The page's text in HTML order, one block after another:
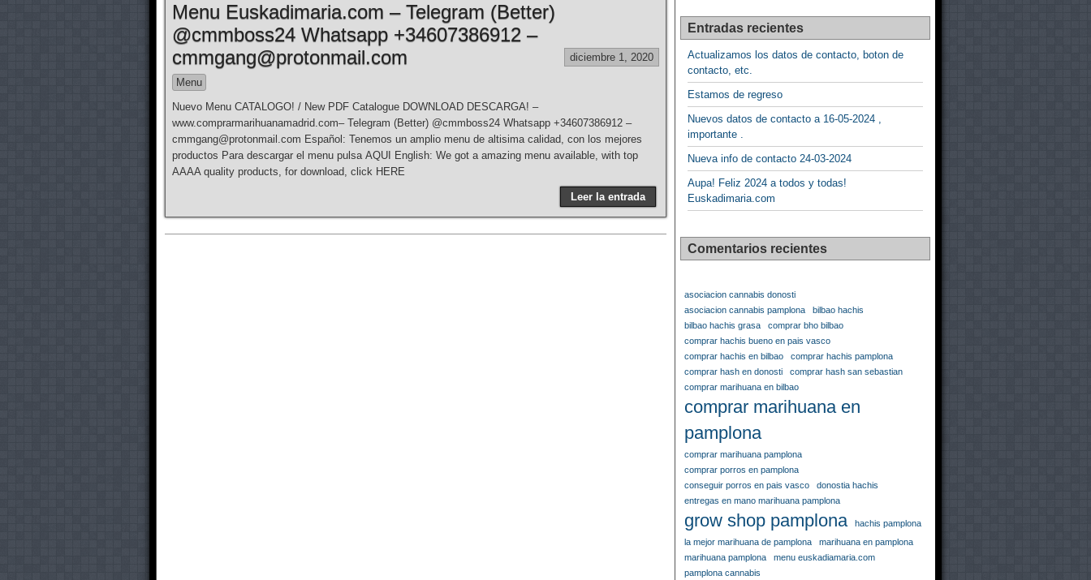
Menu Euskadimaria.com – Telegram (Better)
@cmmboss24 Whatsapp +34607386912 –
cmmgang@protonmail.com
diciembre 1, 2020
Menu
Nuevo Menu CATALOGO! / New PDF Catalogue DOWNLOAD DESCARGA! –
www.comprarmarihuanamadrid.com– Telegram (Better) @cmmboss24 Whatsapp +34607386912 –
cmmgang@protonmail.com Español: Tenemos un amplio menu de altisima calidad, con los mejores
productos Para descargar el menu pulsa AQUI English: We got a amazing menu available, with top
AAAA quality products, for download, click HERE
Leer la entrada
Entradas recientes
Actualizamos los datos de contacto, boton de
contacto, etc.
Estamos de regreso
Nuevos datos de contacto a 16-05-2024 ,
importante .
Nueva info de contacto 24-03-2024
Aupa! Feliz 2024 a todos y todas!
Euskadimaria.com
Comentarios recientes
asociacion cannabis donosti
asociacion cannabis pamplona
bilbao hachis
bilbao hachis grasa
comprar bho bilbao
comprar hachis bueno en pais vasco
comprar hachis en bilbao
comprar hachis pamplona
comprar hash en donosti
comprar hash san sebastian
comprar marihuana en bilbao
comprar marihuana en
pamplona
comprar marihuana pamplona
comprar porros en pamplona
conseguir porros en pais vasco
donostia hachis
entregas en mano marihuana pamplona
grow shop pamplona
hachis pamplona
la mejor marihuana de pamplona
marihuana en pamplona
marihuana pamplona
menu euskadiamaria.com
pamplona cannabis